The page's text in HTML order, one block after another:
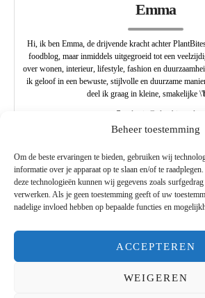
Beheer toestemming
Om de beste ervaringen te bieden, gebruiken wij
informatie over je apparaat op te slaan en/of te
deze technologieën kunnen wij gegevens zoals
verwerken. Als je geen toestemming geeft of uw
nadelige invloed hebben op bepaalde functies en
ACCEPTEREN
WEIGEREN
Emma
Hi, ik ben Emma, de drijvende kracht achter
foodblog, maar inmiddels uitgegroeid tot een
over wonen, interieur, lifestyle, fashion en
ik geloof in een bewuste, stijlvolle en duurzame
deel ik graag in kleine, smakelijke \'
redactie@plantbites.nl
Plantbites